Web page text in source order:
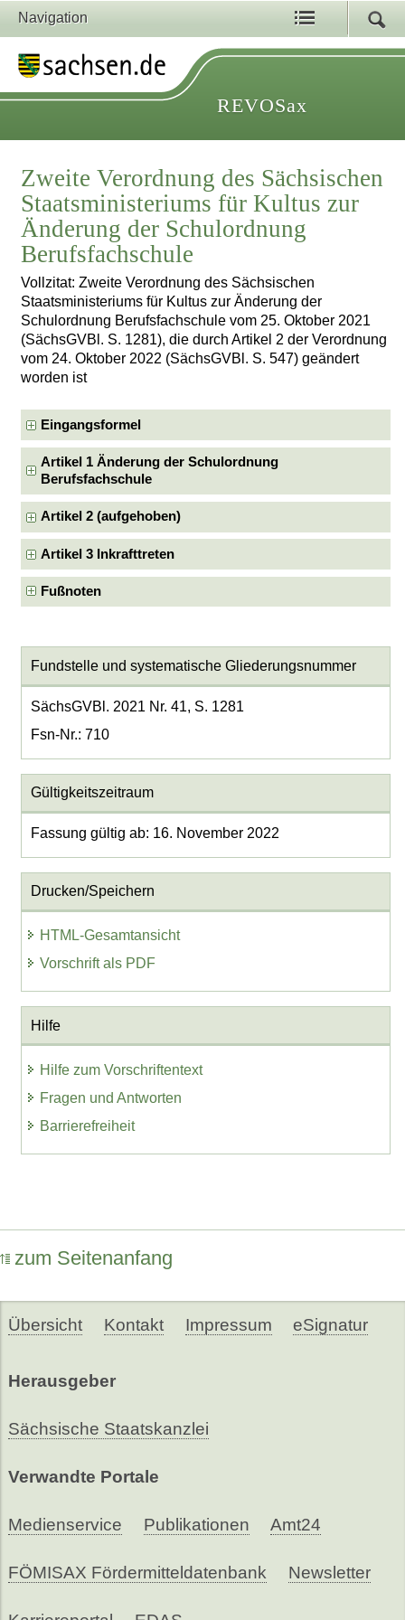
Navigation
REVOSax
Zweite Verordnung des Sächsischen
Staatsministeriums für Kultus zur
Änderung der Schulordnung
Berufsfachschule
Vollzitat: Zweite Verordnung des Sächsischen
Staatsministeriums für Kultus zur Änderung der
Schulordnung Berufsfachschule vom 25. Oktober 2021
(SächsGVBl. S. 1281), die durch Artikel 2 der Verordnung
vom 24. Oktober 2022 (SächsGVBl. S. 547) geändert
worden ist
Eingangsformel
Artikel 1 Änderung der Schulordnung
Berufsfachschule
Artikel 2 (aufgehoben)
Artikel 3 Inkrafttreten
Fußnoten
Fundstelle und systematische Gliederungsnummer
SächsGVBl. 2021 Nr. 41, S. 1281
Fsn-Nr.: 710
Gültigkeitszeitraum
Fassung gültig ab: 16. November 2022
Drucken/Speichern
HTML-Gesamtansicht
Vorschrift als PDF
Hilfe
Hilfe zum Vorschriftentext
Fragen und Antworten
Barrierefreiheit
zum Seitenanfang
Übersicht Kontakt Impressum eSignatur
Herausgeber
Sächsische Staatskanzlei
Verwandte Portale
Medienservice Publikationen Amt24
FÖMISAX Fördermitteldatenbank Newsletter